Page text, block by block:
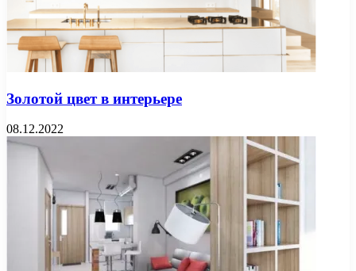
Золотой цвет в интерьере
08.12.2022